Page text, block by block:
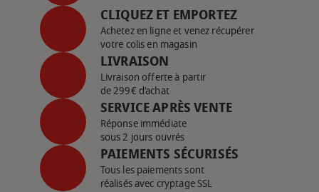
CLIQUEZ ET EMPORTEZ
Achetez en ligne et venez récupérer
votre colis en magasin
LIVRAISON
Livraison offerte à partir
de 299€ d’achat
SERVICE APRÈS VENTE
Réponse immédiate
sous 2 jours ouvrés
PAIEMENTS SÉCURISÉS
Tous les paiements sont
réalisés avec cryptage SSL